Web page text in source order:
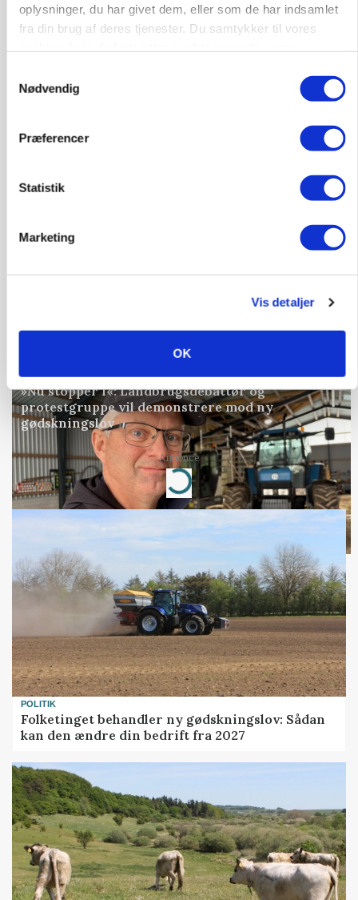
oplysninger, du har givet dem, eller som de har indsamlet
fra din brug af deres tjenester. Du samtykker til vores
Nødvendig
Præferencer
Statistik
Marketing
Vis detaljer
OK
MARKED
Russisk mælkepris dykker 23 procent
BUSINESS
POLITIK
»Nu stopper I«: Landbrugsdebattør og
protestgruppe vil demonstrere mod ny
gødskningslov
Annonce
Loading...
POLITIK
Folketinget behandler ny gødskningslov: Sådan
kan den ændre din bedrift fra 2027